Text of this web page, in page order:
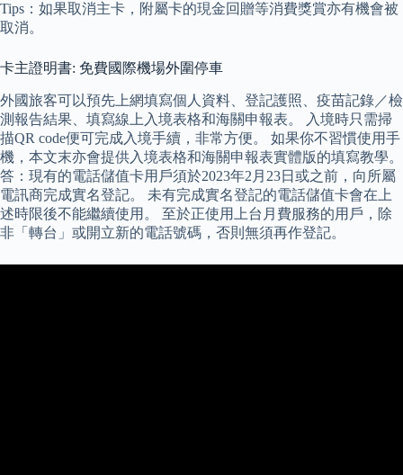
Tips：如果取消主卡，附屬卡的現金回贈等消費獎賞亦有機會被
取消。
卡主證明書: 免費國際機場外圍停車
外國旅客可以預先上網填寫個人資料、登記護照、疫苗記錄／檢
測報告結果、填寫線上入境表格和海關申報表。 入境時只需掃
描QR code便可完成入境手續，非常方便。 如果你不習慣使用手
機，本文末亦會提供入境表格和海關申報表實體版的填寫教學。
答：現有的電話儲值卡用戶須於2023年2月23日或之前，向所屬
電訊商完成實名登記。 未有完成實名登記的電話儲值卡會在上
述時限後不能繼續使用。 至於正使用上台月費服務的用戶，除
非「轉台」或開立新的電話號碼，否則無須再作登記。